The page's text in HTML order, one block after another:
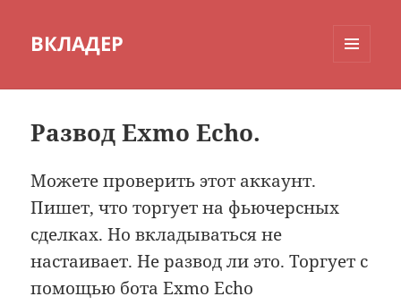
ВКЛАДЕР
Развод Exmo Echo.
Можете проверить этот аккаунт.
Пишет, что торгует на фьючерсных
сделках. Но вкладываться не
настаивает. Не развод ли это. Торгует с
помощью бота Exmo Echo